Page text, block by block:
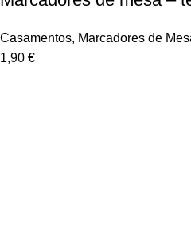
Casamentos, Marcadores de
1,90 €